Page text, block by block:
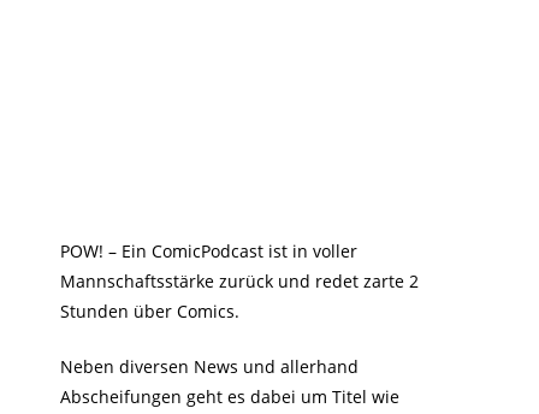
POW! – Ein ComicPodcast ist in voller
Mannschaftsstärke zurück und redet zarte 2
Stunden über Comics.
Neben diversen News und allerhand
Abscheifungen geht es dabei um Titel wie